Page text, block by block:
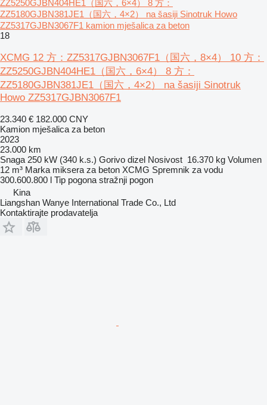
ZZ5250GJBN404HE1（国六，6×4） 8 方：
ZZ5180GJBN381JE1（国六，4×2） na šasiji Sinotruk Howo
ZZ5317GJBN3067F1 kamion mješalica za beton
18
XCMG 12 方：ZZ5317GJBN3067F1（国六，8×4） 10 方：
ZZ5250GJBN404HE1（国六，6×4） 8 方：
ZZ5180GJBN381JE1（国六，4×2） na šasiji Sinotruk
Howo ZZ5317GJBN3067F1
23.340 € 182.000 CNY
Kamion mješalica za beton
2023
23.000 km
Snaga 250 kW (340 k.s.) Gorivo dizel Nosivost 16.370 kg Volumen
12 m³ Marka miksera za beton XCMG Spremnik za vodu
300.600.800 l Tip pogona stražnji pogon
Kina
Liangshan Wanye International Trade Co., Ltd
Kontaktirajte prodavatelja